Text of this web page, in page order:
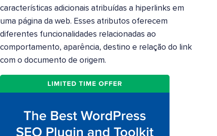
características adicionais atribuídas a hiperlinks em
uma página da web. Esses atributos oferecem
diferentes funcionalidades relacionadas ao
comportamento, aparência, destino e relação do link
com o documento de origem.